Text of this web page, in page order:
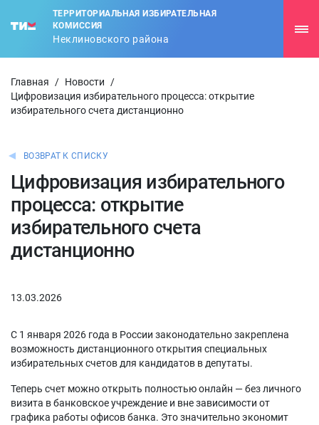
ТЕРРИТОРИАЛЬНАЯ ИЗБИРАТЕЛЬНАЯ
КОМИССИЯ
Неклиновского района
Главная / Новости
/
Цифровизация избирательного процесса: открытие
избирательного счета дистанционно
ВОЗВРАТ К СПИСКУ
Цифровизация избирательного
процесса: открытие
избирательного счета
дистанционно
13.03.2026
С 1 января 2026 года в России законодательно закреплена
возможность дистанционного открытия специальных
избирательных счетов для кандидатов в депутаты.
Теперь счет можно открыть полностью онлайн — без личного
визита в банковское учреждение и вне зависимости от
графика работы офисов банка. Это значительно экономит